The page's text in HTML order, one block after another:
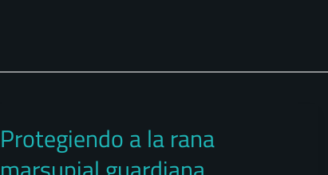
Protegiendo a la rana
Protegiendo
a